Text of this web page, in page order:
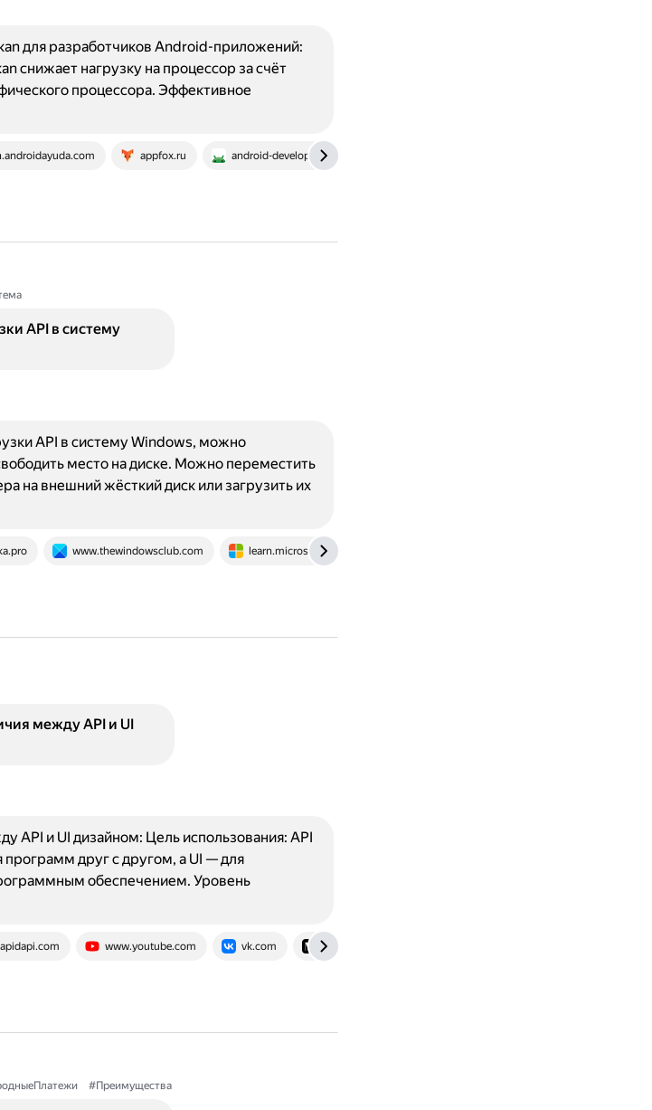
appfox.ru android-developers.googleblog.com
для разработчиков Android-приложений:
снижает нагрузку на процессор за счёт
процессора. Эффективное
API в систему
www.thewindowsclub.com learn.microsoft.com
API в систему Windows, можно
место на диске. Можно переместить
на внешний жёсткий диск или загрузить их
между API и UI
www.youtube.com vk.com uxdesign.cc
API и UI дизайном: Цель использования: API
друг с другом, а UI — для
обеспечением. Уровень
#Преимущества